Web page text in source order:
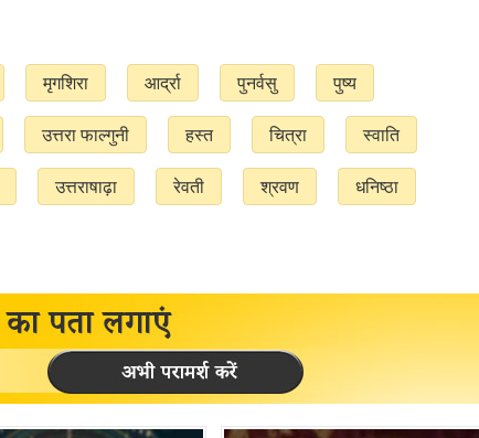
मृगशिरा आर्द्रा पुनर्वसु पुष्य
उत्तरा फाल्गुनी हस्त चित्रा स्वाति
उत्तराषाढ़ा रेवती श्रवण धनिष्ठा